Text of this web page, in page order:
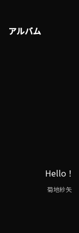
アルバム
Hello！
菊地紗矢